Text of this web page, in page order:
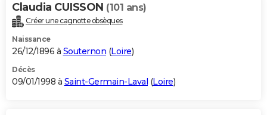
Claudia CUISSON (101 ans)
Créer une cagnotte obsèques
Naissance
26/12/1896 à Souternon (Loire)
Décès
09/01/1998 à Saint-Germain-Laval (Loire)